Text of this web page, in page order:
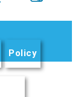
tab)
Policy